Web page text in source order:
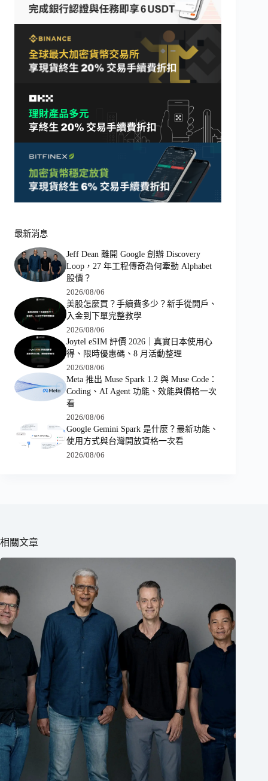
最新消息
Jeff Dean 離開 Google 創辦 Discovery
Loop，27 年工程傳奇為何牽動 Alphabet
股價？
2026/08/06
美股怎麼買？手續費多少？新手從開戶、
入金到下單完整教學
2026/08/06
Joytel eSIM 評價 2026｜真實日本使用心
得、限時優惠碼、8 月活動整理
2026/08/06
Meta 推出 Muse Spark 1.2 與 Muse Code：
Coding、AI Agent 功能、效能與價格一次
看
2026/08/06
Google Gemini Spark 是什麼？最新功能、
使用方式與台灣開放資格一次看
2026/08/06
相關文章